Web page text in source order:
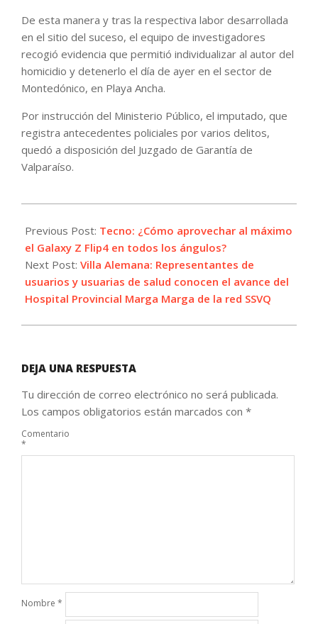
De esta manera y tras la respectiva labor desarrollada
en el sitio del suceso, el equipo de investigadores
recogió evidencia que permitió individualizar al autor del
homicidio y detenerlo el día de ayer en el sector de
Montedónico, en Playa Ancha.
Por instrucción del Ministerio Público, el imputado, que
registra antecedentes policiales por varios delitos,
quedó a disposición del Juzgado de Garantía de
Valparaíso.
09-
13
Previous Post: Tecno: ¿Cómo aprovechar al máximo
el Galaxy Z Flip4 en todos los ángulos?
Next Post: Villa Alemana: Representantes de
usuarios y usuarias de salud conocen el avance del
Hospital Provincial Marga Marga de la red SSVQ
DEJA UNA RESPUESTA
Tu dirección de correo electrónico no será publicada.
Los campos obligatorios están marcados con *
Comentario
*
Nombre *